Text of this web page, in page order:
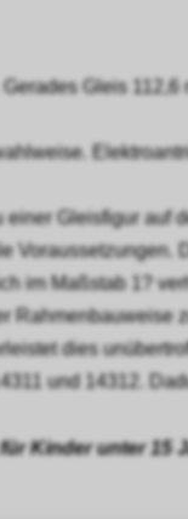
Gleis
Gleisfigur
im Maßstab 1?
dies
und 14312.
Kinder unter 15